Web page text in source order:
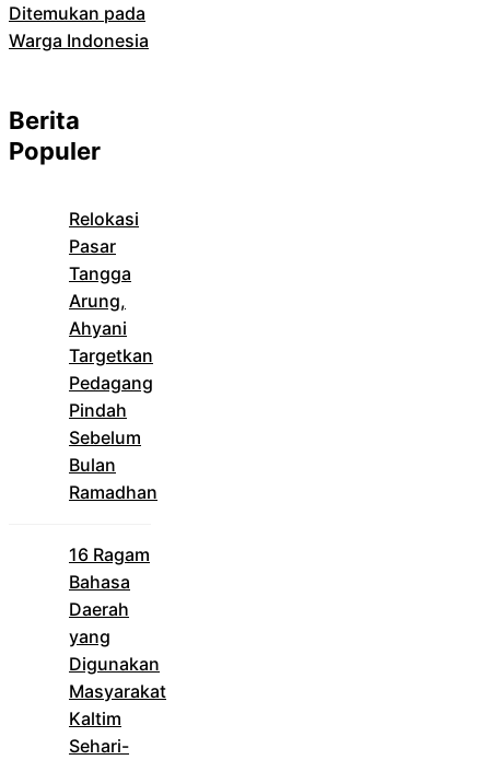
Ditemukan pada
Warga Indonesia
Berita
Populer
Relokasi
Pasar
Tangga
Arung,
Ahyani
Targetkan
Pedagang
Pindah
Sebelum
Bulan
Ramadhan
16 Ragam
Bahasa
Daerah
yang
Digunakan
Masyarakat
Kaltim
Sehari-